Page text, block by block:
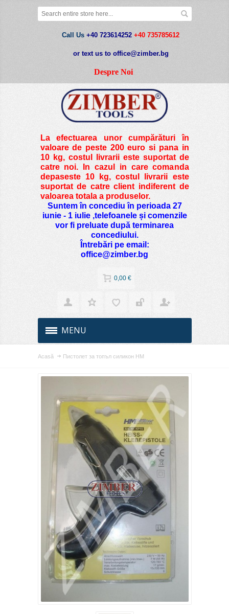
Call Us +40 723614252 +40 735785612
or text us to office@zimber.bg
Despre Noi
La efectuarea unor cumpărături în
valoare de peste200 euro si pana in
10 kg, costul livrarii este suportat de
catre noi. In cazul in care comanda
depaseste 10 kg, costul livrarii este
suportat de catre client indiferent de
valoarea totala a produselor.
Suntem în concediu în perioada 27
iunie - 1 iulie ,telefoanele și comenzile
vor fi preluate după terminarea
concediului.
Întrebări pe email:
office@zimber.bg
0,00 €
MENU
Acasă Пистолет за топъл силикон НМ